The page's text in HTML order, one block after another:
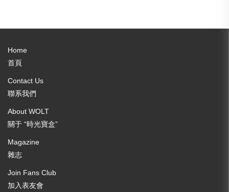
Home
首頁
Contact Us
聯系我們
About WOLT
關于 “時光寶盒”
Magazine
雜志
Join Fans Club
加入表友會